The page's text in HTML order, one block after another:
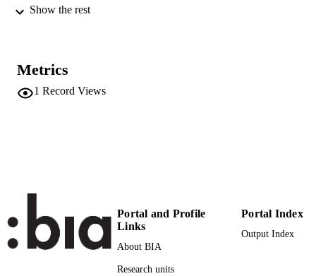
SERIES /
PAGES
IDENTIFIERS
German
RESOURCE
Show the rest
Metrics
1 Record Views
Portal and Profile
Links
About BIA
Research units
Portal Index
Output Index